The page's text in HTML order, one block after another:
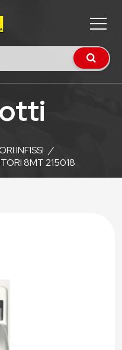
INFISSI /
8MT 215018